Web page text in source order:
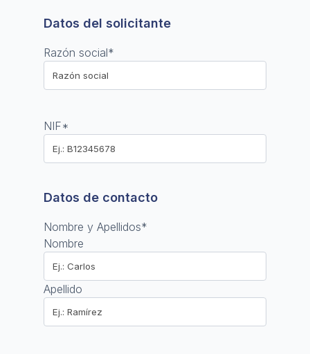
Datos del solicitante
Razón social*
NIF*
Datos de contacto
Nombre y Apellidos*
Nombre
Apellido